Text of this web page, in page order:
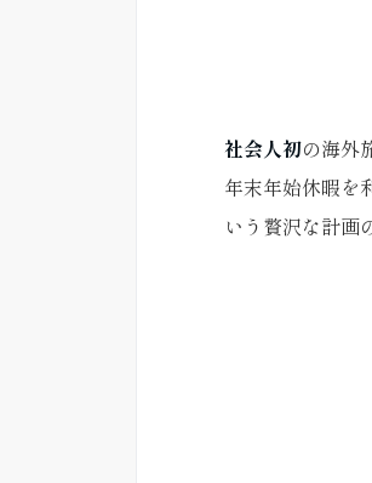
社会人初の海外
年末年始休暇を
いう贅沢な計画